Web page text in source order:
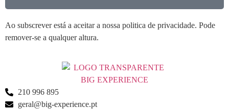
Ao subscrever está a aceitar a nossa politica de privacidade. Pode
remover-se a qualquer altura.
210 996 895
geral@big-experience.pt